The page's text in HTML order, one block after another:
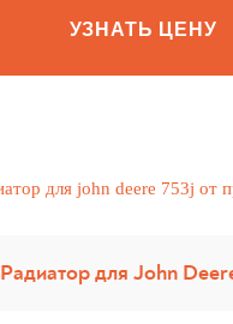
УЗНАТЬ ЦЕНУ
Радиатор для John